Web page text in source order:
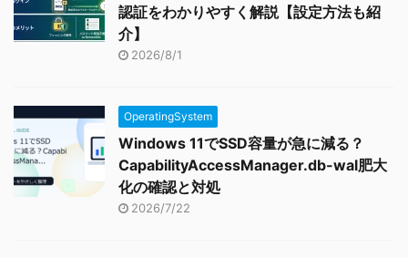
認証をわかりやすく解説【設定方法も紹
介】
2026/8/1
OperatingSystem
Windows 11でSSD容量が急に減る？
CapabilityAccessManager.db-wal肥大
化の確認と対処
2026/7/22